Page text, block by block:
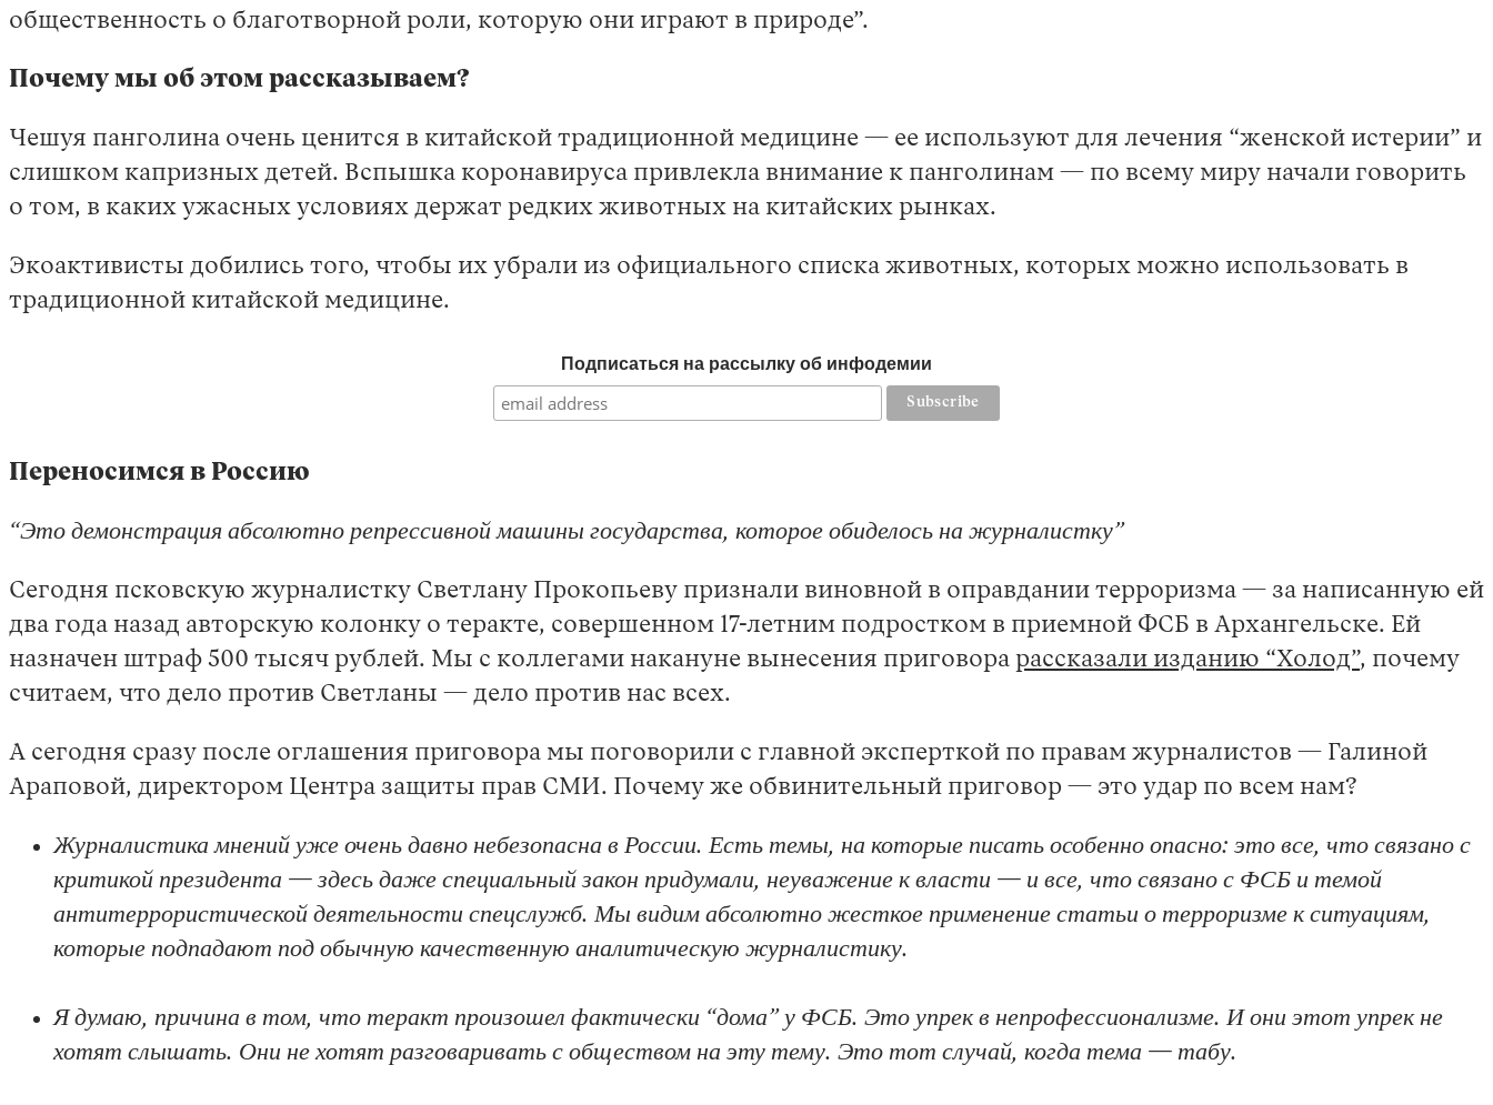
общественность о благотворной роли, которую они играют в природе”.
Почему мы об этом рассказываем?
Чешуя панголина очень ценится в китайской традиционной медицине — ее используют для лечения “женской истерии” и
слишком капризных детей. Вспышка коронавируса привлекла внимание к панголинам — по всему миру начали говорить
о том, в каких ужасных условиях держат редких животных на китайских рынках.
Экоактивисты добились того, чтобы их убрали из официального списка животных, которых можно использовать в
традиционной китайской медицине.
Подписаться на рассылку об инфодемии
Переносимся в Россию
“Это демонстрация абсолютно репрессивной машины государства, которое обиделось на журналистку”
Сегодня псковскую журналистку Светлану Прокопьеву признали виновной в оправдании терроризма — за написанную ей
два года назад авторскую колонку о теракте, совершенном 17-летним подростком в приемной ФСБ в Архангельске. Ей
назначен штраф 500 тысяч рублей. Мы с коллегами накануне вынесения приговора рассказали изданию “Холод”, почему
считаем, что дело против Светланы — дело против нас всех.
А сегодня сразу после оглашения приговора мы поговорили с главной эксперткой по правам журналистов — Галиной
Араповой, директором Центра защиты прав СМИ. Почему же обвинительный приговор — это удар по всем нам?
Журналистика мнений уже очень давно небезопасна в России. Есть темы, на которые писать особенно опасно: это все, что связано с
критикой президента — здесь даже специальный закон придумали, неуважение к власти — и все, что связано с ФСБ и темой
антитеррористической деятельности спецслужб. Мы видим абсолютно жесткое применение статьи о терроризме к ситуациям,
которые подпадают под обычную качественную аналитическую журналистику.
Я думаю, причина в том, что теракт произошел фактически “дома” у ФСБ. Это упрек в непрофессионализме. И они этот упрек не
хотят слышать. Они не хотят разговаривать с обществом на эту тему. Это тот случай, когда тема — табу.